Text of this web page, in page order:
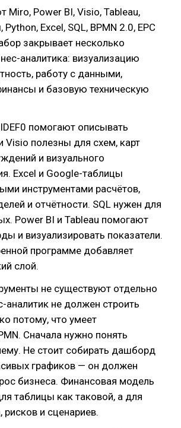
Miro, Power BI, Visio, Tableau,
Excel, SQL, BPMN 2.0, EPC
закрывает несколько
аналитика: визуализацию
работу с данными,
и базовую техническую
IDEF0 помогают описывать
Visio полезны для схем, карт
и визуального
Excel и Google-таблицы
инструментами расчётов,
и отчётности. SQL нужен для
Power BI и Tableau помогают
и визуализировать показатели.
программе добавляет
слой.
не существуют отдельно
аналитик не должен строить
потому, что умеет
Сначала нужно понять
Не стоит собирать дашборд
графиков — он должен
бизнеса. Финансовая модель
таблицы как таковой, а для
и сценариев.